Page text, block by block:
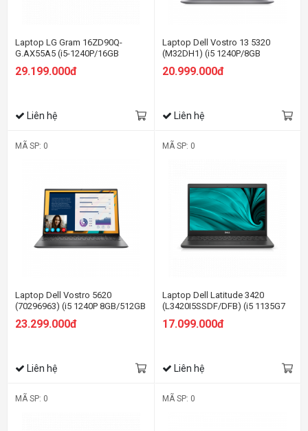
Laptop LG Gram 16ZD90Q-
G.AX55A5 (i5-1240P/16GB
WQXGA/Dos/Đen) (2022)
29.199.000đ
Liên hệ
Laptop Dell Vostro 13 5320
(M32DH1) (i5 1240P/8GB
FHD+/ Win11/Office HS21/Xám)
20.999.000đ
Liên hệ
MÃ SP: 0
Laptop Dell Vostro 5620
(70296963) (i5 1240P 8GB/512GB
SSD/MX570
2GB/16.0FHD+/Win11/OfficeHS21/Xám)
23.299.000đ
Liên hệ
MÃ SP: 0
Laptop Dell Latitude 3420
(L3420I5SSDF/DFB) (i5 1135G7
8GB/256GB
SSD/14.0FHD/Fedora/Đen)
17.099.000đ
Liên hệ
MÃ SP: 0 MÃ SP: 0